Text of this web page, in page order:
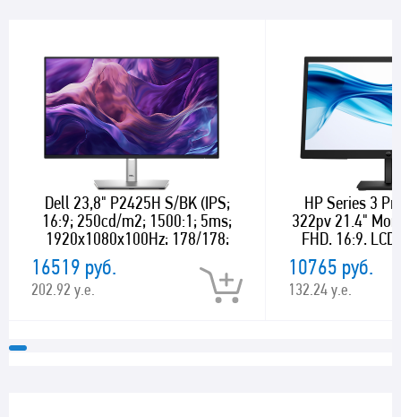
Dell 23,8" P2425H S/BK (IPS;
16:9; 250cd/m2; 1500:1; 5ms;
1920x1080x100Hz; 178/178;
VGA; HDMI; DP; 5xUSB; HAS;
Swiv; Tilt; Swiv; Pivot)
16519 руб.
202.92 у.е.
HP Series 3
322pv 21.4"
FHD, 16:9,
ms, 178°/178°,
USB-C, 100
10765 руб.
132.24 у.е.